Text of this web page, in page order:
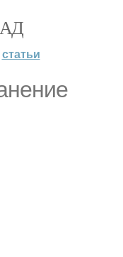
статьи